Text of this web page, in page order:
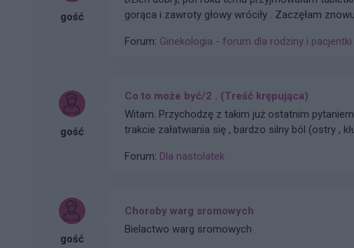
gość
gorąca i zawroty głowy wróciły . Zaczęłam znowu przyjmować
Forum: Ginekologia - forum dla rodziny i pacjentki
gość
Co to może być/2 . (Treść krępująca)
Witam. Przychodzę z takim już ostatnim
trakcie załatwiania się , bardzo silny ból (ostry ,
Czasami mogę nie odpisywać , wiec podam maila
Forum: Dla nastolatek
gość
Choroby warg sromowych
Bielactwo warg sromowych